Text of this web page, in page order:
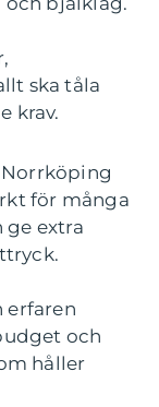
ska tåla
krav.
Norrköping
för många
ge extra
erfaren
och
håller